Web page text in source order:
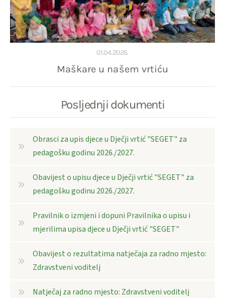
01.04.2026.
Maškare u našem vrtiću
Posljednji dokumenti
Obrasci za upis djece u Dječji vrtić "SEGET" za
pedagošku godinu 2026./2027.
Obavijest o upisu djece u Dječji vrtić "SEGET" za
pedagošku godinu 2026./2027.
Pravilnik o izmjeni i dopuni Pravilnika o upisu i
mjerilima upisa djece u Dječji vrtić "SEGET"
Obavijest o rezultatima natječaja za radno mjesto:
Zdravstveni voditelj
Natječaj za radno mjesto: Zdravstveni voditelj